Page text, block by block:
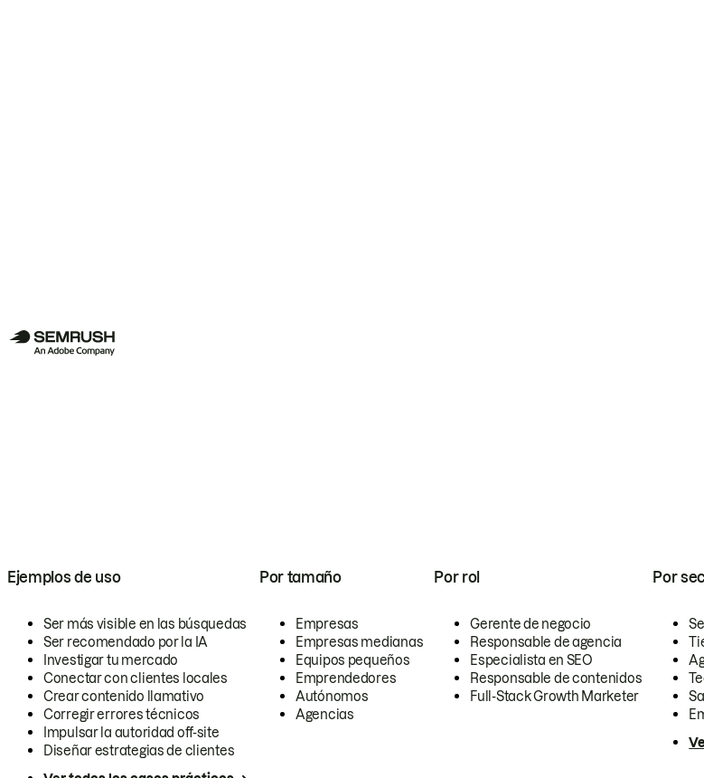
Ejemplos de uso
Ser más visible en las búsquedas
Ser recomendado por la IA
Investigar tu mercado
Conectar con clientes locales
Crear contenido llamativo
Corregir errores técnicos
Impulsar la autoridad off-site
Diseñar estrategias de clientes
Por tamaño
Empresas
Empresas medianas
Equipos pequeños
Emprendedores
Autónomos
Agencias
Por rol
Gerente de negocio
Responsable de agencia
Especialista en SEO
Responsable de contenidos
Full-Stack Growth Marketer
Por